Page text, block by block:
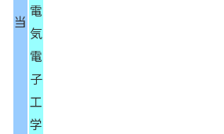
当
電
気
電
子
工
学